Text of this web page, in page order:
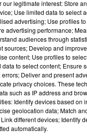
passent vite... les
our legitimate interest: Store
Use limited data to select
advertising; Use profiles
advertising performance;
audiences through
sources; Develop and
content; Use profiles to
to select content; Ensure
errors; Deliver and present
privacy choices. These
such as IP address and
Identify devices based on
geolocation data; Match
different devices; Identify
automatically.